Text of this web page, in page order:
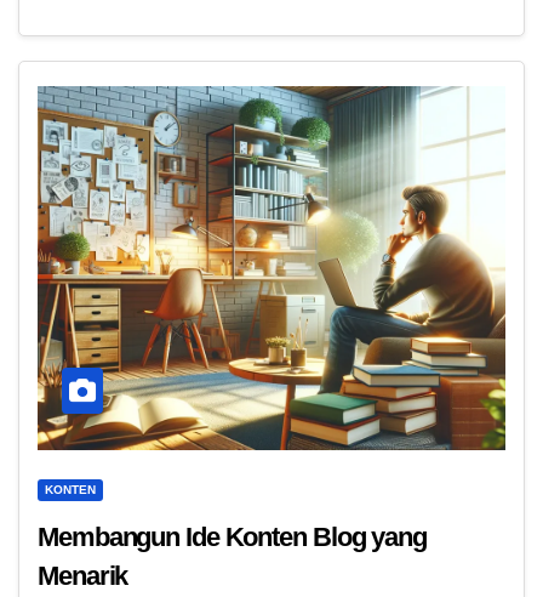
KONTEN
Membangun Ide Konten Blog yang
Menarik